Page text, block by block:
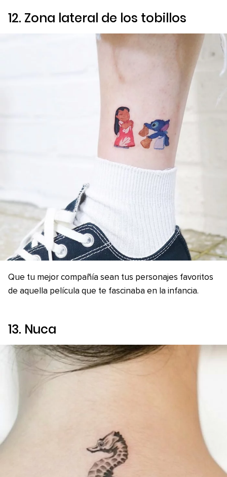
12. Zona lateral de los tobillos
Que tu mejor compañía sean tus personajes favoritos
de aquella película que te fascinaba en la infancia.
13. Nuca